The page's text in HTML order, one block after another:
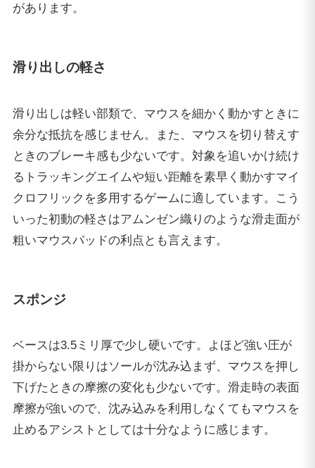
があります。
滑り出しの軽さ
滑り出しは軽い部類で、マウスを細かく動かすときに
余分な抵抗を感じません。また、マウスを切り替えす
ときのブレーキ感も少ないです。対象を追いかけ続け
るトラッキングエイムや短い距離を素早く動かすマイ
クロフリックを多用するゲームに適しています。こう
いった初動の軽さはアムンゼン織りのような滑走面が
粗いマウスパッドの利点とも言えます。
スポンジ
ベースは3.5ミリ厚で少し硬いです。よほど強い圧が
掛からない限りはソールが沈み込まず、マウスを押し
下げたときの摩擦の変化も少ないです。滑走時の表面
摩擦が強いので、沈み込みを利用しなくてもマウスを
止めるアシストとしては十分なように感じます。